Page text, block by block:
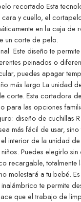
recortado Esta
y cuello, el
en la caja
un corte de pelo.
Este diseño te
peinados o
puedes apagar
más largo La unidad
corte. Esta cortadora
para las opciones
diseño de
más fácil de usar,
interior de la unidad
Puedes elegirlo sin
recargable,
molestará a tu bebé.
te permite
que el trabajo de